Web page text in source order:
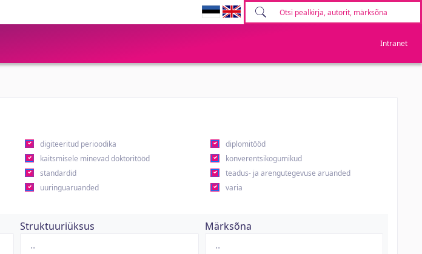
Intranet
digiteeritud perioodika
diplomitööd
kaitsmisele minevad doktoritööd
konverentsikogumikud
standardid
teadus- ja arengutegevuse aruanded
uuringuaruanded
varia
Struktuuriüksus Märksõna